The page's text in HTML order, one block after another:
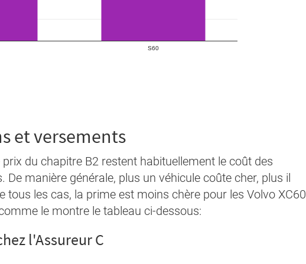
et versements
du chapitre B2 restent habituellement le coût des
De manière générale, plus un véhicule coûte cher, plus il
tous les cas, la prime est moins chère pour les Volvo XC60
le montre le tableau ci-dessous:
l'Assureur C